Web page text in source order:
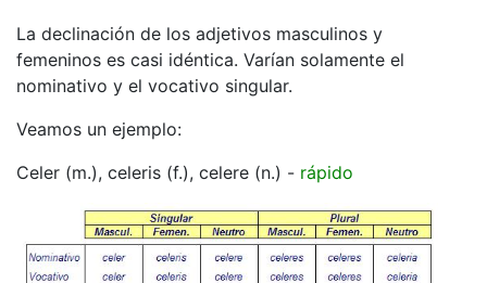
La declinación de los adjetivos masculinos y
femeninos es casi idéntica. Varían solamente el
nominativo y el vocativo singular.
Veamos un ejemplo:
Celer (m.), celeris (f.), celere (n.) - rápido